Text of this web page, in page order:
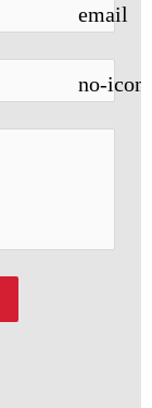
email
no-icon